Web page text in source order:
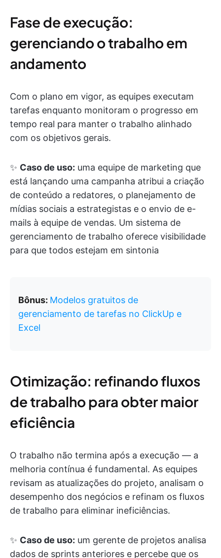
Fase de execução:
gerenciando o trabalho em
andamento
Com o plano em vigor, as equipes executam
tarefas enquanto monitoram o progresso em
tempo real para manter o trabalho alinhado
com os objetivos gerais.
✨ Caso de uso: uma equipe de marketing que
está lançando uma campanha atribui a criação
de conteúdo a redatores, o planejamento de
mídias sociais a estrategistas e o envio de e-
mails à equipe de vendas. Um sistema de
gerenciamento de trabalho oferece visibilidade
para que todos estejam em sintonia
Bônus: Modelos gratuitos de
gerenciamento de tarefas no ClickUp e
Excel
Otimização: refinando fluxos
de trabalho para obter maior
eficiência
O trabalho não termina após a execução — a
melhoria contínua é fundamental. As equipes
revisam as atualizações do projeto, analisam o
desempenho dos negócios e refinam os fluxos
de trabalho para eliminar ineficiências.
✨ Caso de uso: um gerente de projetos analisa
dados de sprints anteriores e percebe que os